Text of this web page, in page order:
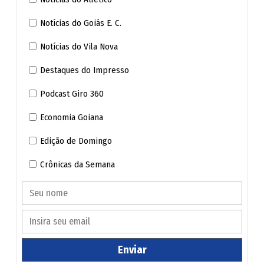
/ O Popular)
Experimento
De acordo com o secretário estadual de Esporte e Lazer,
Welington Peixoto (PRD), agora será realizada a
construção de uma nova camada asfáltica em um dos
Notícias do Goiás E. C.
Notícias do Vila Nova
Destaques do Impresso
Podcast Giro 360
Economia Goiana
Edição de Domingo
Crônicas da Semana
Enviar